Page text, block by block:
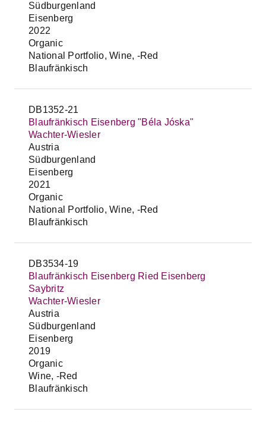
Südburgenland
Eisenberg
2022
Organic
National Portfolio, Wine, -Red
Blaufränkisch
DB1352-21
Blaufränkisch Eisenberg "Béla Jóska"
Wachter-Wiesler
Austria
Südburgenland
Eisenberg
2021
Organic
National Portfolio, Wine, -Red
Blaufränkisch
DB3534-19
Blaufränkisch Eisenberg Ried Eisenberg
Saybritz
Wachter-Wiesler
Austria
Südburgenland
Eisenberg
2019
Organic
Wine, -Red
Blaufränkisch